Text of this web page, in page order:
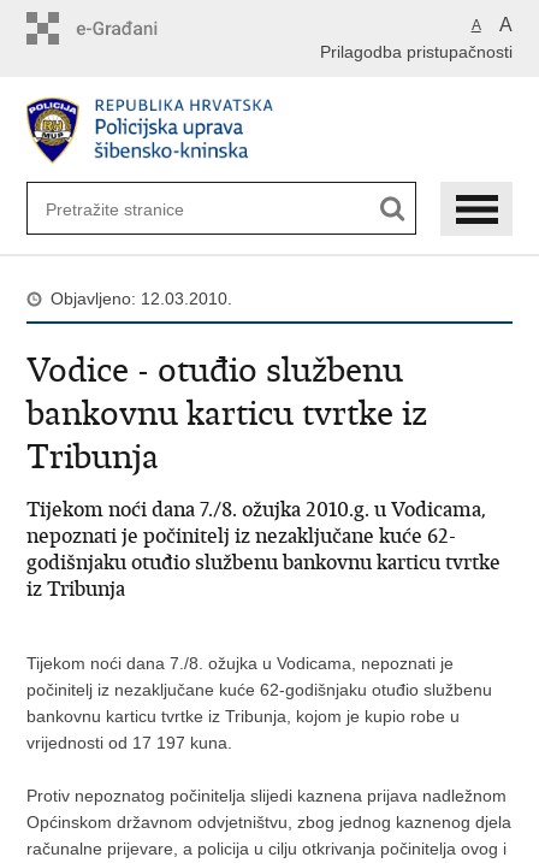
A A
Prilagodba pristupačnosti
Objavljeno: 12.03.2010.
Vodice - otuđio službenu
bankovnu karticu tvrtke iz
Tribunja
Tijekom noći dana 7./8. ožujka 2010.g. u Vodicama,
nepoznati je počinitelj iz nezaključane kuće 62-
godišnjaku otuđio službenu bankovnu karticu tvrtke
iz Tribunja
Tijekom noći dana 7./8. ožujka u Vodicama, nepoznati je
počinitelj iz nezaključane kuće 62-godišnjaku otuđio službenu
bankovnu karticu tvrtke iz Tribunja, kojom je kupio robe u
vrijednosti od 17 197 kuna.
Protiv nepoznatog počinitelja slijedi kaznena prijava nadležnom
Općinskom državnom odvjetništvu, zbog jednog kaznenog djela
računalne prijevare, a policija u cilju otkrivanja počinitelja ovog i